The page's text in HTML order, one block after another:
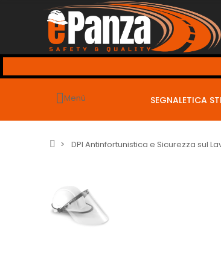
usa i seguenti coupon per sconti dal
----
Menù SEGNALETICA
DPI Antinfortunistica e Sicurezza sul